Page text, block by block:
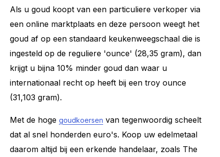
Als u goud koopt van een particuliere verkoper via
een online marktplaats en deze persoon weegt het
goud af op een standaard keukenweegschaal die is
ingesteld op de reguliere 'ounce' (28,35 gram), dan
krijgt u bijna 10% minder goud dan waar u
internationaal recht op heeft bij een troy ounce
(31,103 gram).
Met de hoge goudkoersen van tegenwoordig scheelt
dat al snel honderden euro's. Koop uw edelmetaal
daarom altijd bij een erkende handelaar, zoals The